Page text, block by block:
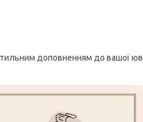
доповненням до вашої